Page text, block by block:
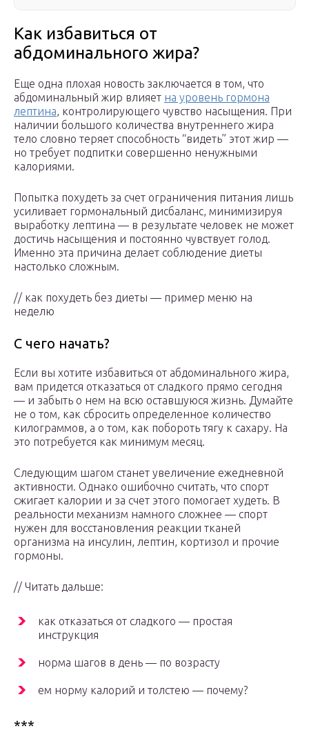
Как избавиться от
абдоминального жира?
Еще одна плохая новость заключается в том, что
абдоминальный жир влияет на уровень гормона
лептина, контролирующего чувство насыщения. При
наличии большого количества внутреннего жира
тело словно теряет способность “видеть” этот жир —
но требует подпитки совершенно ненужными
калориями.
Попытка похудеть за счет ограничения питания лишь
усиливает гормональный дисбаланс, минимизируя
выработку лептина — в результате человек не может
достичь насыщения и постоянно чувствует голод.
Именно эта причина делает соблюдение диеты
настолько сложным.
// как похудеть без диеты — пример меню на
неделю
С чего начать?
Если вы хотите избавиться от абдоминального жира,
вам придется отказаться от сладкого прямо сегодня
— и забыть о нем на всю оставшуюся жизнь. Думайте
не о том, как сбросить определенное количество
килограммов, а о том, как побороть тягу к сахару. На
это потребуется как минимум месяц.
Следующим шагом станет увеличение ежедневной
активности. Однако ошибочно считать, что спорт
сжигает калории и за счет этого помогает худеть. В
реальности механизм намного сложнее — спорт
нужен для восстановления реакции тканей
организма на инсулин, лептин, кортизол и прочие
гормоны.
// Читать дальше:
как отказаться от сладкого — простая
инструкция
норма шагов в день — по возрасту
ем норму калорий и толстею — почему?
***